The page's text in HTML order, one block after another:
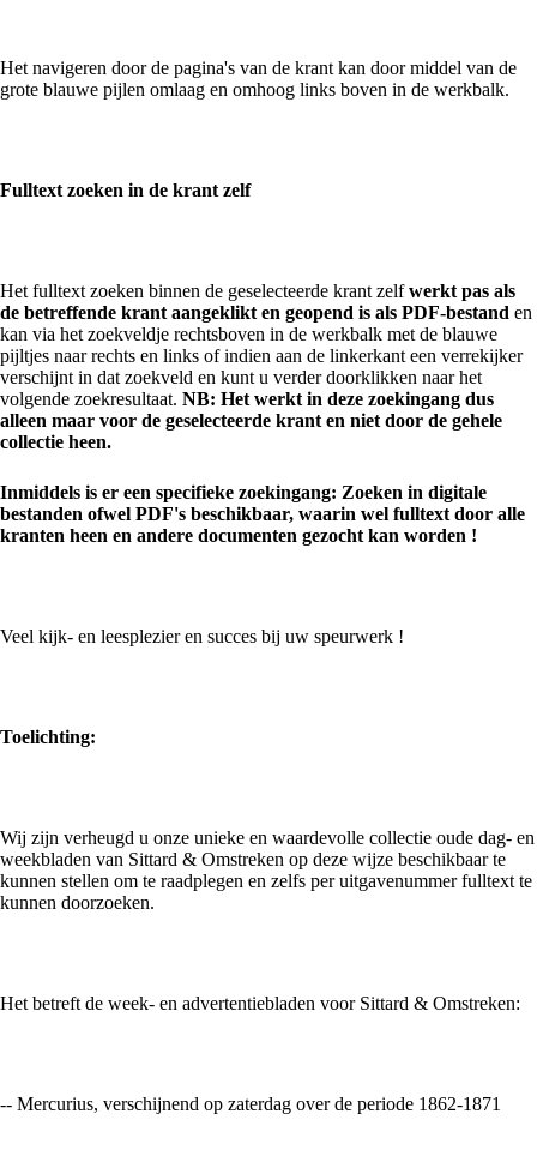
Het navigeren door de pagina's van de krant kan door middel van de
grote blauwe pijlen omlaag en omhoog links boven in de werkbalk.
Fulltext zoeken in de krant zelf
Het fulltext zoeken binnen de geselecteerde krant zelfwerkt pas als
de betreffende krant aangeklikt en geopend is als PDF-bestand en
kan via het zoekveldje rechtsboven in de werkbalk met de blauwe
pijltjes naar rechts en links of indien aan de linkerkant een verrekijker
verschijnt in dat zoekveld en kunt u verder doorklikken naar het
volgende zoekresultaat. NB: Het werkt in deze zoekingang dus
alleen maar voor de geselecteerde krant en niet door de gehele
collectie heen.
Inmiddels is er een specifieke zoekingang: Zoeken in digitale
bestanden ofwel PDF's beschikbaar, waarin wel fulltext door alle
kranten heen en andere documenten gezocht kan worden !
Veel kijk- en leesplezier en succes bij uw speurwerk !
Toelichting:
Wij zijn verheugd u onze unieke en waardevolle collectie oude dag- en
weekbladen van Sittard & Omstreken op deze wijze beschikbaar te
kunnen stellen om te raadplegen en zelfs per uitgavenummer fulltext te
kunnen doorzoeken.
Het betreft de week- en advertentiebladen voor Sittard & Omstreken:
-- Mercurius, verschijnend op zaterdag over de periode 1862-1871